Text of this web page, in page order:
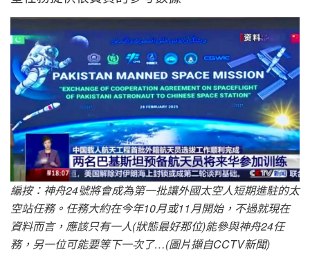
編按：神舟24號將會成為第一批讓外國太空人短期進駐的太
空站任務。任務大約在今年10月或11月開始，不過就現在
資料而言，應該只有一人(狀態最好那位)能參與神舟24任
務，另一位可能要等下一次了…(圖片擷自CCTV新聞)